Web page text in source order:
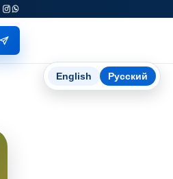
English Русский